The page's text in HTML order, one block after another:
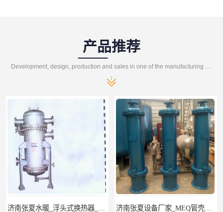
产品推荐